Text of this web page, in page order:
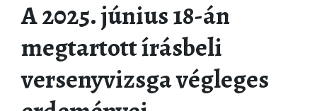
A 2025. június 18-án
megtartott írásbeli
versenyvizsga végleges